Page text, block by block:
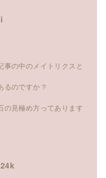
事の中のメイトリクスと
るのですか？
の見極め方ってあります